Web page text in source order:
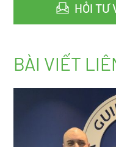
HỎI TƯ
BÀI VIẾT